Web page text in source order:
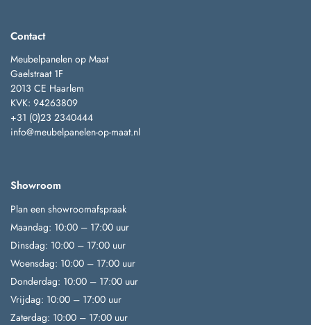
Contact
Meubelpanelen op Maat
Gaelstraat 1F
2013 CE Haarlem
KVK: 94263809
+31 (0)23 2340444
info@meubelpanelen-op-maat.nl
Showroom
Plan een showroomafspraak
Maandag: 10:00 – 17:00 uur
Dinsdag: 10:00 – 17:00 uur
Woensdag: 10:00 – 17:00 uur
Donderdag: 10:00 – 17:00 uur
Vrijdag: 10:00 – 17:00 uur
Zaterdag: 10:00 – 17:00 uur